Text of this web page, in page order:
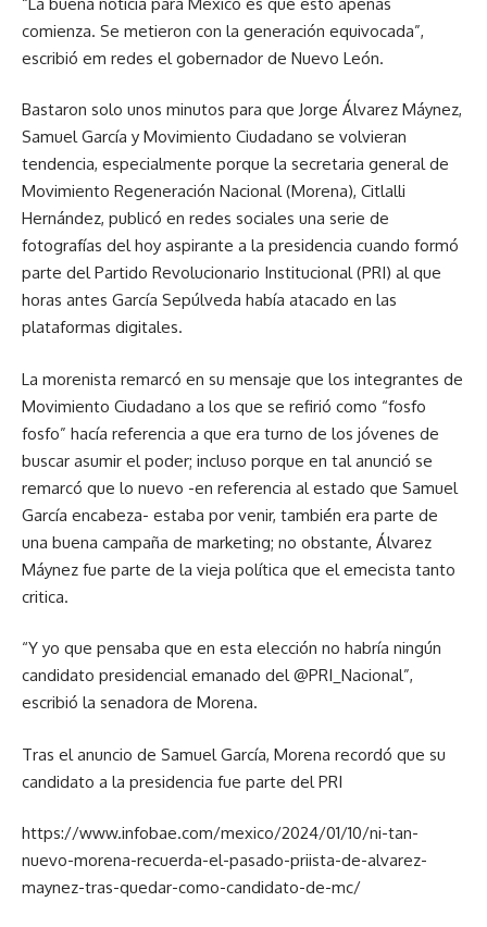
comienza. Se metieron con la generación equivocada”,
escribió em redes el gobernador de Nuevo León.
Bastaron solo unos minutos para que Jorge Álvarez Máynez,
Samuel García y Movimiento Ciudadano se volvieran
tendencia, especialmente porque la secretaria general de
Movimiento Regeneración Nacional (Morena), Citlalli
Hernández, publicó en redes sociales una serie de
fotografías del hoy aspirante a la presidencia cuando formó
parte del Partido Revolucionario Institucional (PRI) al que
horas antes García Sepúlveda había atacado en las
plataformas digitales.
La morenista remarcó en su mensaje que los integrantes de
Movimiento Ciudadano a los que se refirió como “fosfo
fosfo” hacía referencia a que era turno de los jóvenes de
buscar asumir el poder; incluso porque en tal anunció se
remarcó que lo nuevo -en referencia al estado que Samuel
García encabeza- estaba por venir, también era parte de
una buena campaña de marketing; no obstante, Álvarez
Máynez fue parte de la vieja política que el emecista tanto
critica.
“Y yo que pensaba que en esta elección no habría ningún
candidato presidencial emanado del @PRI_Nacional”,
escribió la senadora de Morena.
Tras el anuncio de Samuel García, Morena recordó que su
candidato a la presidencia fue parte del PRI
https://www.infobae.com/mexico/2024/01/10/ni-tan-
nuevo-morena-recuerda-el-pasado-priista-de-alvarez-
maynez-tras-quedar-como-candidato-de-mc/